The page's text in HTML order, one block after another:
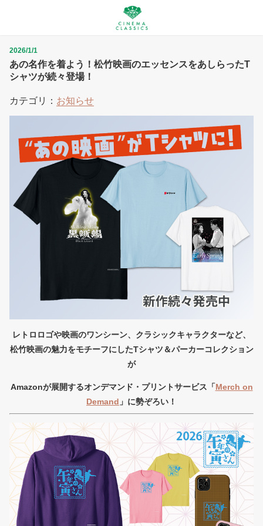
あの名作を着よう！松竹映画のエッセンスをあしらったT
シャツが続々登場！
2026/1/1
カテゴリ： お知らせ
レトロロゴや映画のワンシーン、クラシックキャラクターなど、
松竹映画の魅力をモチーフにしたTシャツ＆パーカーコレクション
が
Amazonが展開するオンデマンド・プリントサービス「Merch on
Demand 」に勢ぞろい！